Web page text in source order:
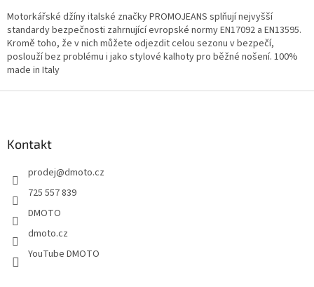
a
c
í
p
v
á
n
í
Motorkářské džíny italské značky PROMOJEANS splňují nejvyšší
standardy bezpečnosti zahrnující evropské normy EN17092 a EN13595.
Kromě toho, že v nich můžete odjezdit celou sezonu v bezpečí,
poslouží bez problému i jako stylové kalhoty pro běžné nošení. 100%
made in Italy
Kontakt
prodej@dmoto.cz
725 557 839
DMOTO
dmoto.cz
YouTube DMOTO